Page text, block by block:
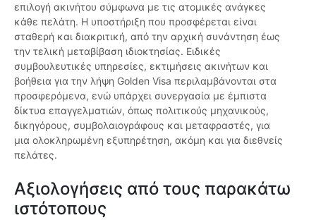
επιλογή ακινήτου σύμφωνα με τις ατομικές ανάγκες
κάθε πελάτη. Η υποστήριξη που προσφέρεται είναι
σταθερή και διακριτική, από την αρχική συνάντηση έως
την τελική μεταβίβαση ιδιοκτησίας. Ειδικές
συμβουλευτικές υπηρεσίες, εκτιμήσεις ακινήτων και
βοήθεια για την λήψη Golden Visa περιλαμβάνονται στα
προσφερόμενα, ενώ υπάρχει συνεργασία με έμπιστα
δίκτυα επαγγελματιών, όπως πολιτικούς μηχανικούς,
δικηγόρους, συμβολαιογράφους και μεταφραστές, για
μια ολοκληρωμένη εξυπηρέτηση, ακόμη και για διεθνείς
πελάτες.
Αξιολογήσεις από τους παρακάτω
ιστότοπους